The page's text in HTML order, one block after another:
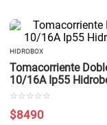
HIDROBOX
Tomacorriente
10/16A Ip55
☆ ☆ ☆ ☆ ☆
$8490